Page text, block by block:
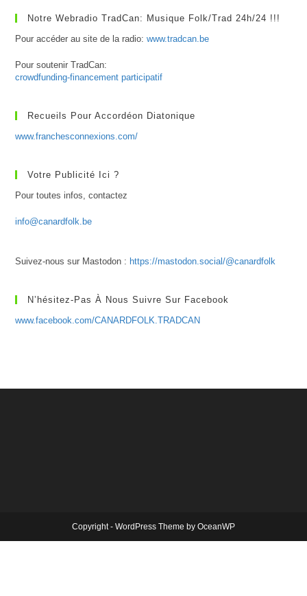
Notre Webradio TradCan: Musique Folk/Trad 24h/24 !!!
Pour accéder au site de la radio:www.tradcan.be
Pour soutenir TradCan:
crowdfunding-financement participatif
Recueils Pour Accordéon Diatonique
www.franchesconnexions.com/
Votre Publicité Ici ?
Pour toutes infos, contactez
info@canardfolk.be
Suivez-nous sur Mastodon : https://mastodon.social/@canardfolk
N’hésitez-Pas À Nous Suivre Sur Facebook
www.facebook.com/CANARDFOLK.TRADCAN
Copyright - WordPress Theme by OceanWP